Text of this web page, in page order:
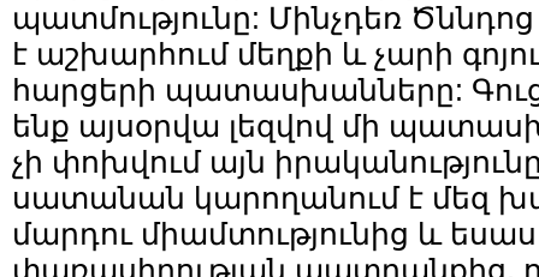
պատմությունը: Մինչդեռ
է աշխարհում մեղքի և չարի
հարցերի պատասխանները:
ենք այսօրվա լեզվով մի
չի փոխվում այն
սատանան կարողանում է մեզ
մարդու միամտությունից և
փառասիրության պատրանքից,